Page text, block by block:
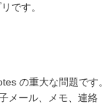
です。
の重大な問題です。
メール、メモ、連絡